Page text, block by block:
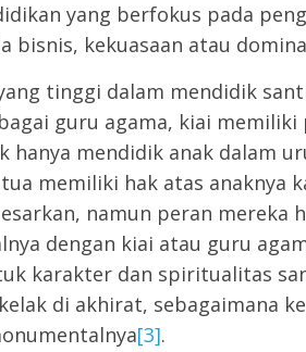
yang berfokus pada
bisnis, kekuasaan atau
tinggi dalam mendidik
guru agama, kiai
hanya mendidik anak dalam
memiliki hak atas anaknya
namun peran mereka
dengan kiai atau guru
karakter dan spiritualitas
di akhirat, sebagaimana
[3].